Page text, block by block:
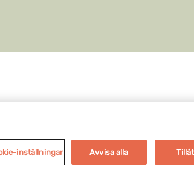
inställningar Avvisa alla